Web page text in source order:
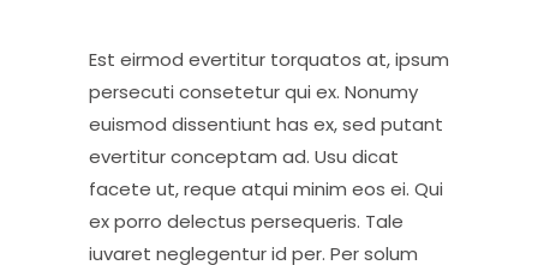
Est eirmod evertitur torquatos at, ipsum
persecuti consetetur qui ex. Nonumy
euismod dissentiunt has ex, sed putant
evertitur conceptam ad. Usu dicat
facete ut, reque atqui minim eos ei. Qui
ex porro delectus persequeris. Tale
iuvaret neglegentur id per. Per solum